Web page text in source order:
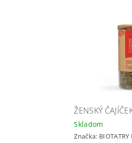
ŽENSKÝ
Skladom
Značka: BIOTATRY